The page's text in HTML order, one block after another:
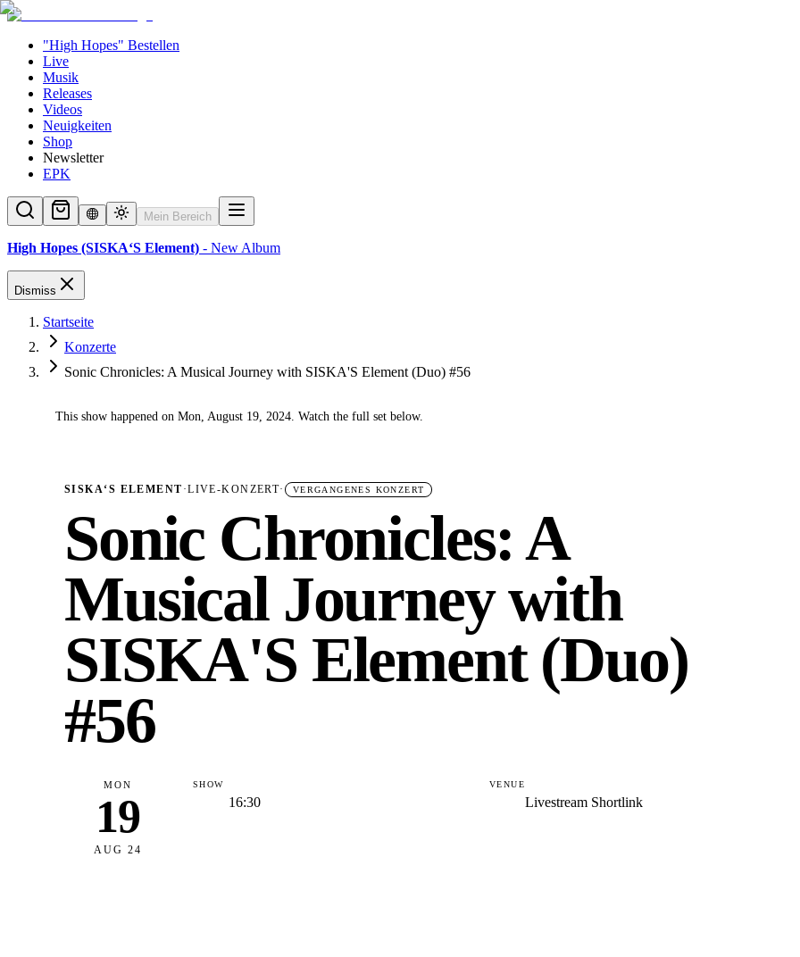
"High Hopes" Bestellen
Live
Musik
Releases
Videos
Neuigkeiten
Shop
Newsletter
EPK
Mein Bereich
High Hopes (SISKA‘S Element) - New Album
Dismiss
Startseite
Konzerte
Sonic Chronicles: A Musical Journey with SISKA'S Element (Duo) #56
This show happened on Mon, August 19, 2024. Watch the full set below.
SISKA‘S ELEMENT ·LIVE-KONZERT· VERGANGENES KONZERT
Sonic Chronicles: A
Musical Journey with
SISKA'S Element (Duo)
#56
MON
19
AUG 24
SHOW
16:30
VENUE
Livestream Shortlink